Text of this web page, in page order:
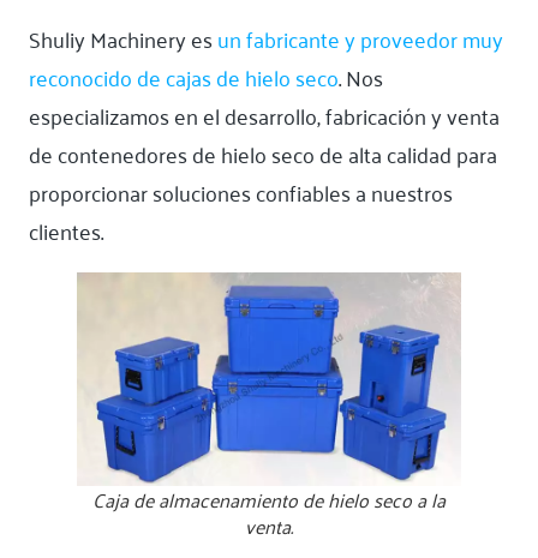
Shuliy Machinery esun fabricante y proveedor muy
reconocido de cajas de hielo seco. Nos
especializamos en el desarrollo, fabricación y venta
de contenedores de hielo seco de alta calidad para
proporcionar soluciones confiables a nuestros
clientes.
Caja de almacenamiento de hielo seco a la
venta.